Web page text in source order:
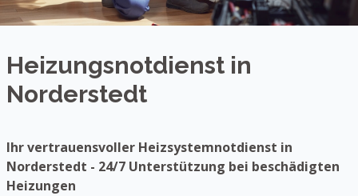
Heizungsnotdienst in
Norderstedt
Ihr vertrauensvoller Heizsystemnotdienst in
Norderstedt - 24/7 Unterstützung bei beschädigten
Heizungen